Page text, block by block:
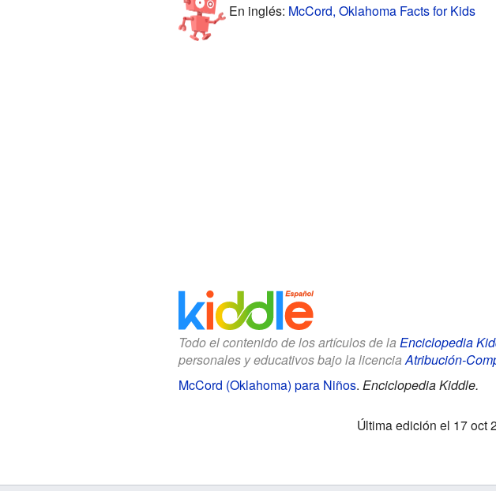
En inglés: McCord, Oklahoma Facts for Kids
Todo el contenido de los artículos de la Enciclopedia
personales y educativos bajo la licenciaAtribución-
McCord (Oklahoma) para Niños. Enciclopedia Kiddle.
Última edición el 17 oct